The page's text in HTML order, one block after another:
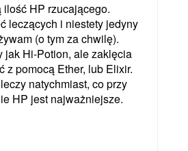
HP rzucającego.
leczących i niestety jedyny
(o tym za chwilę).
jak Hi-Potion, ale zaklęcia
z pomocą Ether, lub Elixir.
natychmiast, co przy
HP jest najważniejsze.